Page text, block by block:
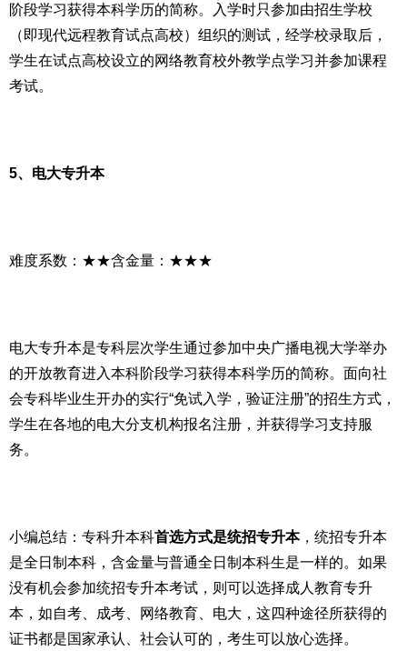
阶段学习获得本科学历的简称。入学时只参加由招生学校
（即现代远程教育试点高校）组织的测试，经学校录取后，
学生在试点高校设立的网络教育校外教学点学习并参加课程
考试。
5、电大专升本
难度系数：★★含金量：★★★
电大专升本是专科层次学生通过参加中央广播电视大学举办
的开放教育进入本科阶段学习获得本科学历的简称。面向社
会专科毕业生开办的实行“免试入学，验证注册”的招生方式，
学生在各地的电大分支机构报名注册，并获得学习支持服
务。
小编总结：专科升本科首选方式是统招专升本，统招专升本
是全日制本科，含金量与普通全日制本科生是一样的。如果
没有机会参加统招专升本考试，则可以选择成人教育专升
本，如自考、成考、网络教育、电大，这四种途径所获得的
证书都是国家承认、社会认可的，考生可以放心选择。